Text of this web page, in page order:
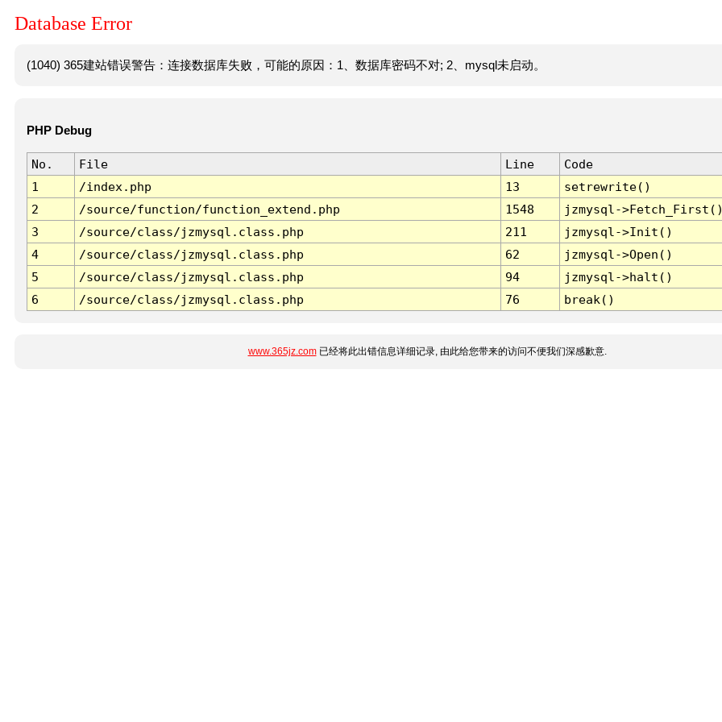
Database Error
(1040) 365建站错误警告：连接数据库失败，可能的原因：1、数据库密码不对; 2、mysql未启动。
PHP Debug
No. File Line
Code
1
/index.php 13
setrewrite()
2
/source/function/function_extend.php 1548
jzmysql-
3
/source/class/jzmysql.class.php 211
jzmysql->Init()
4
/source/class/jzmysql.class.php 62
jzmysql->Open()
5
/source/class/jzmysql.class.php 94
jzmysql->halt()
6
/source/class/jzmysql.class.php 76 break()
www.365jz.com已经将此出错信息详细记录, 由此给您带来的访问不便我们深感歉意.